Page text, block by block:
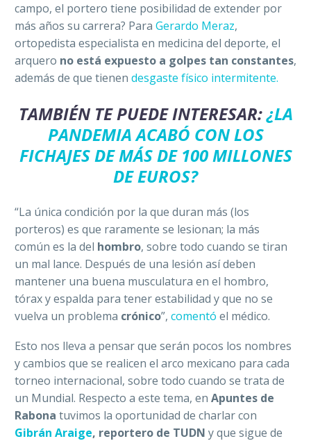
campo, el portero tiene posibilidad de extender por
más años su carrera? Para Gerardo Meraz,
ortopedista especialista en medicina del deporte, el
arquero no está expuesto a golpes tan constantes,
además de que tienen desgaste físico intermitente.
TAMBIÉN TE PUEDE INTERESAR:¿LA
PANDEMIA ACABÓ CON LOS
FICHAJES DE MÁS DE 100 MILLONES
DE EUROS?
“La única condición por la que duran más (los
porteros) es que raramente se lesionan; la más
común es la del hombro, sobre todo cuando se tiran
un mal lance. Después de una lesión así deben
mantener una buena musculatura en el hombro,
tórax y espalda para tener estabilidad y que no se
vuelva un problema crónico”, comentó el médico.
Esto nos lleva a pensar que serán pocos los nombres
y cambios que se realicen el arco mexicano para cada
torneo internacional, sobre todo cuando se trata de
un Mundial. Respecto a este tema, en Apuntes de
Rabona tuvimos la oportunidad de charlar con
Gibrán Araige, reportero de TUDN y que sigue de